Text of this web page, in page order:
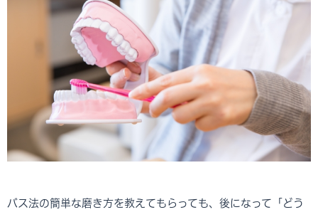
バス法の簡単な磨き方を教えてもらっても、後になって「どう